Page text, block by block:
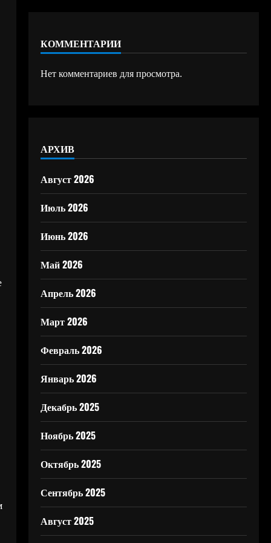
КОММЕНТАРИИ
Нет комментариев для просмотра.
АРХИВ
Август 2026
Июль 2026
Июнь 2026
Май 2026
Апрель 2026
Март 2026
Февраль 2026
Январь 2026
Декабрь 2025
Ноябрь 2025
Октябрь 2025
Сентябрь 2025
Август 2025